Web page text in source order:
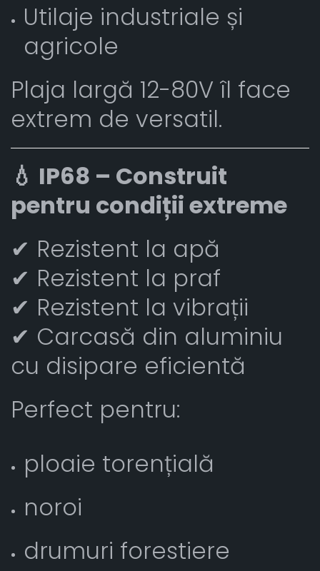
Utilaje industriale și
agricole
Plaja largă 12-80V îl face
extrem de versatil.
💧 IP68 – Construit
pentru condiții extreme
✔ Rezistent la apă
✔ Rezistent la praf
✔ Rezistent la vibrații
✔ Carcasă din aluminiu
cu disipare eficientă
Perfect pentru:
ploaie torențială
noroi
drumuri forestiere